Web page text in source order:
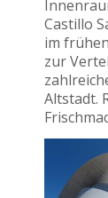
Castillo
im
zur
Altstadt.